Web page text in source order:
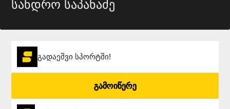
სანდრო საპანაძე
გადაეშვი სპორტში!
გამოიწერე